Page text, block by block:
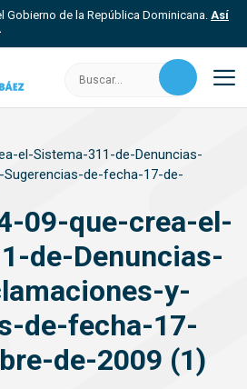
Gobierno de la República Dominicana. Así
utilizan .gob.do, .gov.do o .mil.do
o .mil.do significa que pertenece a una
que estás conectado a un sitio
Comparte información
de sitios.
el-Sistema-311-de-Denuncias-
de-fecha-17-de-
09-que-crea-el-
de-Denuncias-
y-
de-fecha-17-
de-2009 (1)